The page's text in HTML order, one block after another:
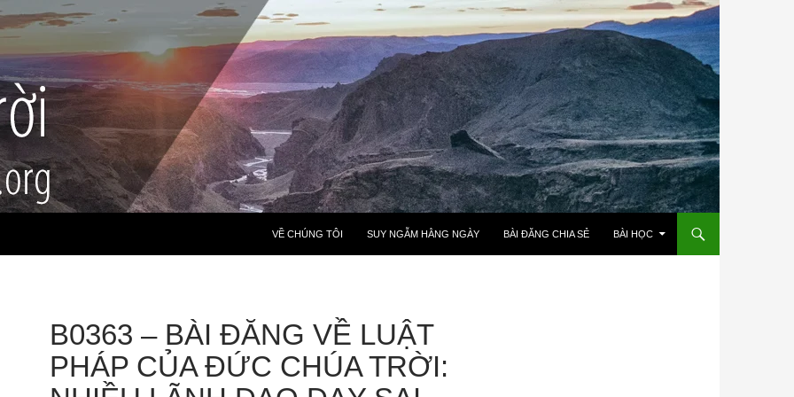
VỀ CHÚNG TÔI SUY NGẪM HẰNG NGÀY BÀI ĐĂNG CHIA SẺ BÀI HỌC
B0363 – BÀI ĐĂNG VỀ LUẬT
PHÁP CỦA ĐỨC CHÚA TRỜI: